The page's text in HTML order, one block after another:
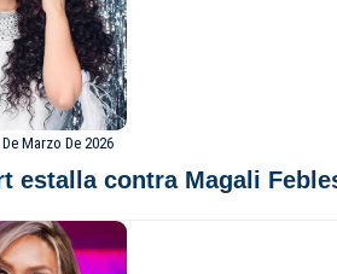
De Marzo De 2026
estalla contra Magali